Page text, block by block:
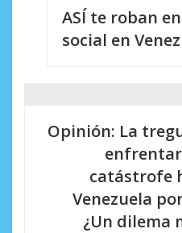
ASÍ te roban
social en
Opinión: La
catástrofe
Venezuela
¿Un dilema